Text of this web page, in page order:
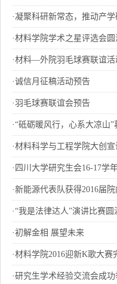
· 凝聚科研新常态，推动产
·材料学院学术之星评选会圆
·材料—外院羽毛球赛联谊活
·诚信月征稿活动预告
·羽毛球赛联谊会预告
·“砥砺暖风行，心系大凉山”
·材料科学与工程学院大创
· 四川大学研究生会16-17学
·新能源代表队获得2016届
·“我是法律达人”演讲比赛圆
·初解金相 展望未来
·材料学院2016迎新K歌大赛
·研究生学术经验交流会成功